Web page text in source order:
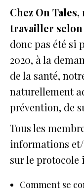
Chez On
travailler
donc pas été si
2020, à la
de la santé,
naturellement
prévention, de
Tous les
informations
sur le protocole
Comment se